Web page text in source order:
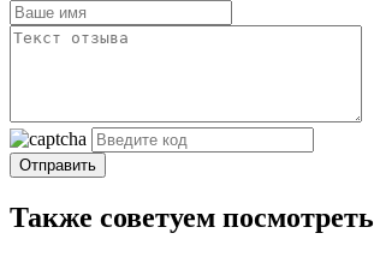
Отправить
Также советуем посмотреть